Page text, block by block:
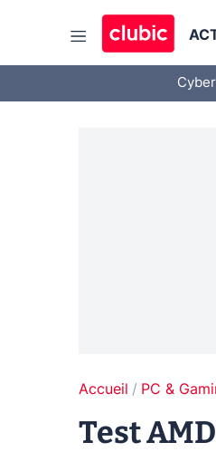
Accueil PC &
Test